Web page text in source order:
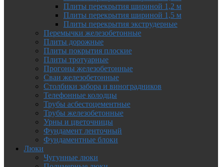
Плиты перекрытия шириной 1,2 м
Плиты перекрытия шириной 1,5 м
Плиты перекрытия экструдерные
Перемычки железобетонные
Плиты дорожные
Плиты покрытия плоские
Плиты тротуарные
Прогоны железобетонные
Сваи железобетонные
Столбики забора и виноградников
Телефонные колодцы
Трубы асбестоцементные
Трубы железобетонные
Урны и цветочницы
Фундамент ленточный
Фундаментные блоки
Люки
Чугунные люки